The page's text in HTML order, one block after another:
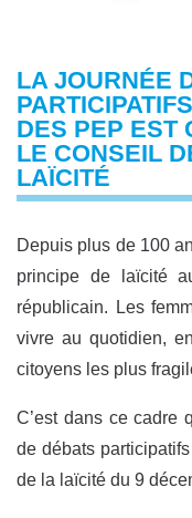
LA JOURNÉE
DES PEP EST
LE CONSEIL
LAÏCITÉ
Depuis plus de 100
principe de laïcité
républicain. Les
vivre au quotidien,
citoyens les plus
C’est dans ce cadre
de débats
de la laïcité du 9